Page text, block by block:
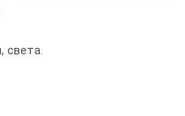
света.